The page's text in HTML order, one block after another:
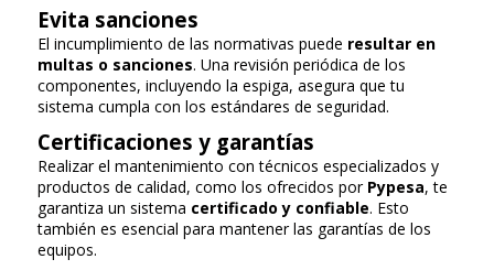
Evita sanciones
El incumplimiento de las normativas puede resultar en
multas o sanciones. Una revisión periódica de los
componentes, incluyendo la espiga, asegura que tu
sistema cumpla con los estándares de seguridad.
Certificaciones y garantías
Realizar el mantenimiento con técnicos especializados y
productos de calidad, como los ofrecidos por Pypesa, te
garantiza un sistema certificado y confiable. Esto
también es esencial para mantener las garantías de los
equipos.